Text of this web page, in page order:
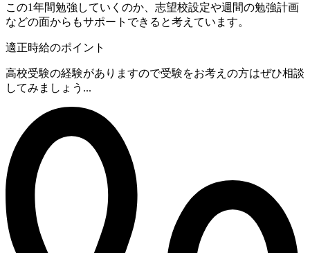
この1年間勉強していくのか、志望校設定や週間の勉強計画
などの面からもサポートできると考えています。
適正時給のポイント
高校受験の経験がありますので受験をお考えの方はぜひ相談
してみましょう...